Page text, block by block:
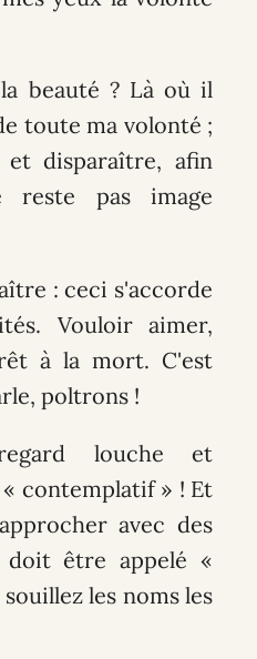
beauté ? Là où il
toute ma volonté ;
disparaître, afin
reste pas image
: ceci s'accorde
Vouloir aimer,
à la mort. C'est
poltrons !
louche et
contemplatif » ! Et
avec des
doit être appelé «
les noms les